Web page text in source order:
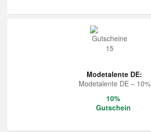
Modetalente DE:
Modetalente DE – 10%
10%
Gutschein